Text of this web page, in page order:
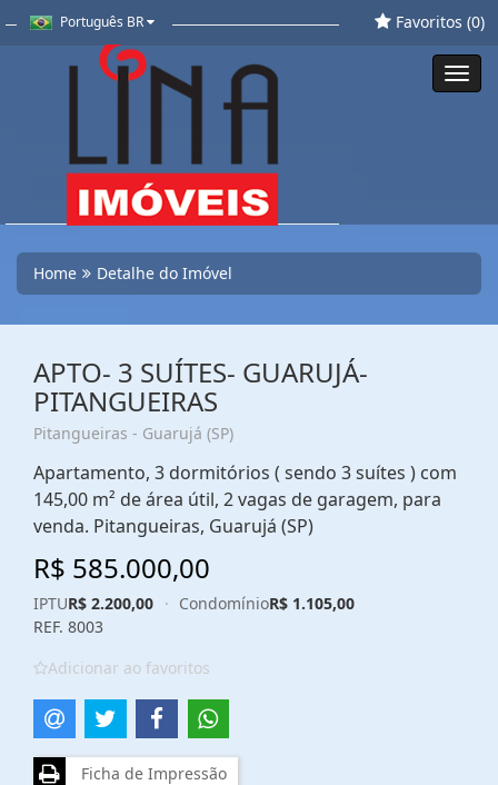
Português BR Favoritos (0)
Home Detalhe do Imóvel
APTO- 3 SUÍTES- GUARUJÁ-
PITANGUEIRAS
Pitangueiras - Guarujá (SP)
Apartamento, 3 dormitórios ( sendo 3 suítes ) com
145,00 m² de área útil, 2 vagas de garagem, para
venda. Pitangueiras, Guarujá (SP)
R$ 585.000,00
IPTUR$ 2.200,00 · CondomínioR$ 1.105,00
REF. 8003
Adicionar ao favoritos
Ficha de Impressão